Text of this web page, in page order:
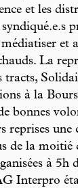
et les
et
La
à la
bonnes
reprises une
de la moitié
à 5h
Interpro